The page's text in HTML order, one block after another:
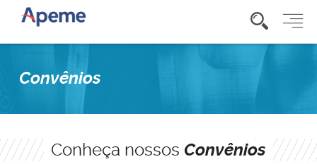
Convênios
Conheça nossos Convênios